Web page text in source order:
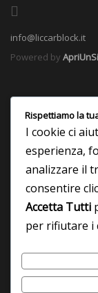
info@liccarblock.it
Powered by
Rispettiamo la
I cookie ci
esperienza,
analizzare il
consentire
Accetta Tutti
per rifiutare i